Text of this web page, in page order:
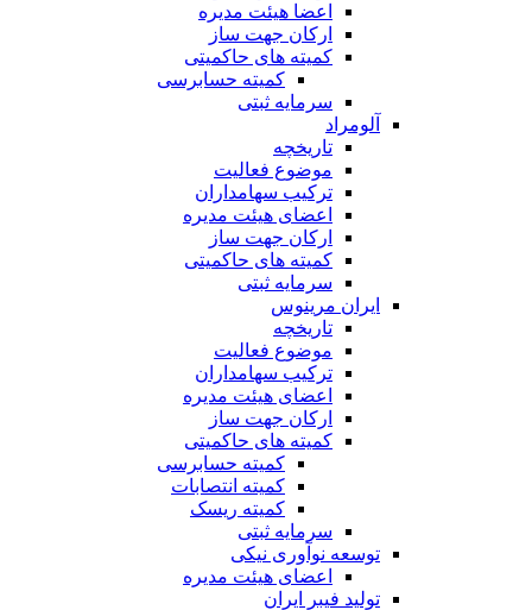
اعضا هیئت مدیره
ارکان جهت ساز
کمیته های حاکمیتی
کمیته حسابرسی
سرمایه ثبتی
آلومراد
تاریخچه
موضوع فعالیت
ترکیب سهامداران
اعضای هیئت مدیره
ارکان جهت ساز
کمیته های حاکمیتی
سرمایه ثبتی
ایران مرینوس
تاریخچه
موضوع فعالیت
ترکیب سهامداران
اعضای هیئت مدیره
ارکان جهت ساز
کمیته های حاکمیتی
کمیته حسابرسی
کمیته انتصابات
کمیته ریسک
سرمایه ثبتی
توسعه نوآوری نیکی
اعضای هیئت مدیره
تولید فیبر ایران